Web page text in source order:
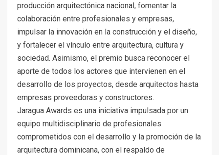
producción arquitectónica nacional, fomentar la
colaboración entre profesionales y empresas,
impulsar la innovación en la construcción y el diseño,
y fortalecer el vínculo entre arquitectura, cultura y
sociedad. Asimismo, el premio busca reconocer el
aporte de todos los actores que intervienen en el
desarrollo de los proyectos, desde arquitectos hasta
empresas proveedoras y constructores.
Jaragua Awards es una iniciativa impulsada por un
equipo multidisciplinario de profesionales
comprometidos con el desarrollo y la promoción de la
arquitectura dominicana, con el respaldo de